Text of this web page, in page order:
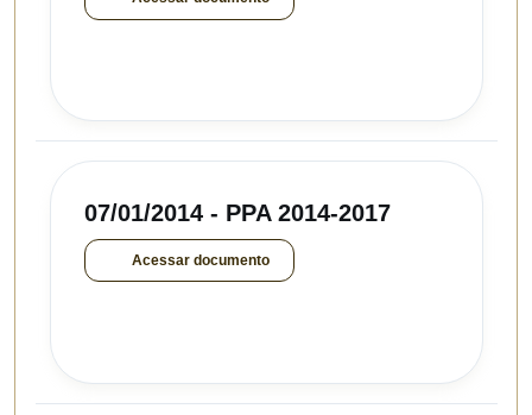
07/01/2014 - PPA 2014-2017
Acessar documento